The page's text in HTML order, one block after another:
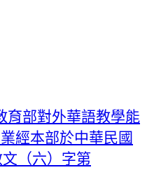
育部對外華語教學能
經本部於中華民國
（六）字第